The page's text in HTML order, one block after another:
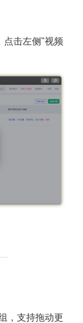
点击左侧"视频
，支持拖动更